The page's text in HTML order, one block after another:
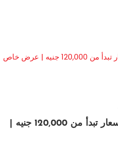
تركيب المصاعد في مصر بأسعار تبدأ من 120,000 جنيه |